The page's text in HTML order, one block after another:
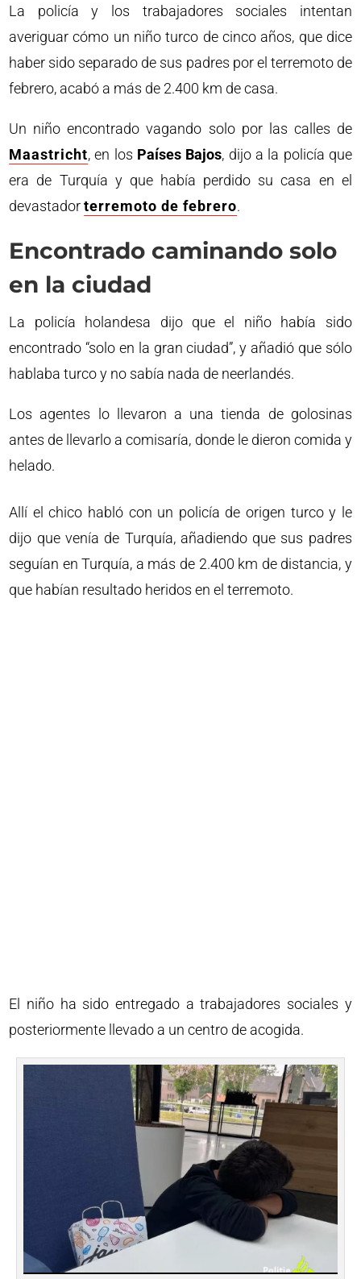
La policía y los trabajadores sociales intentan
averiguar cómo un niño turco de cinco años, que dice
haber sido separado de sus padres por el terremoto de
febrero, acabó a más de 2.400 km de casa.
Un niño encontrado vagando solo por las calles de
Maastricht, en los Países Bajos, dijo a la policía que
era de Turquía y que había perdido su casa en el
devastadorterremoto de febrero.
Encontrado caminando solo
en la ciudad
La policía holandesa dijo que el niño había sido
encontrado “solo en la gran ciudad”, y añadió que sólo
hablaba turco y no sabía nada de neerlandés.
Los agentes lo llevaron a una tienda de golosinas
antes de llevarlo a comisaría, donde le dieron comida y
helado.
Allí el chico habló con un policía de origen turco y le
dijo que venía de Turquía, añadiendo que sus padres
seguían en Turquía, a más de 2.400 km de distancia, y
que habían resultado heridos en el terremoto.
El niño ha sido entregado a trabajadores sociales y
posteriormente llevado a un centro de acogida.